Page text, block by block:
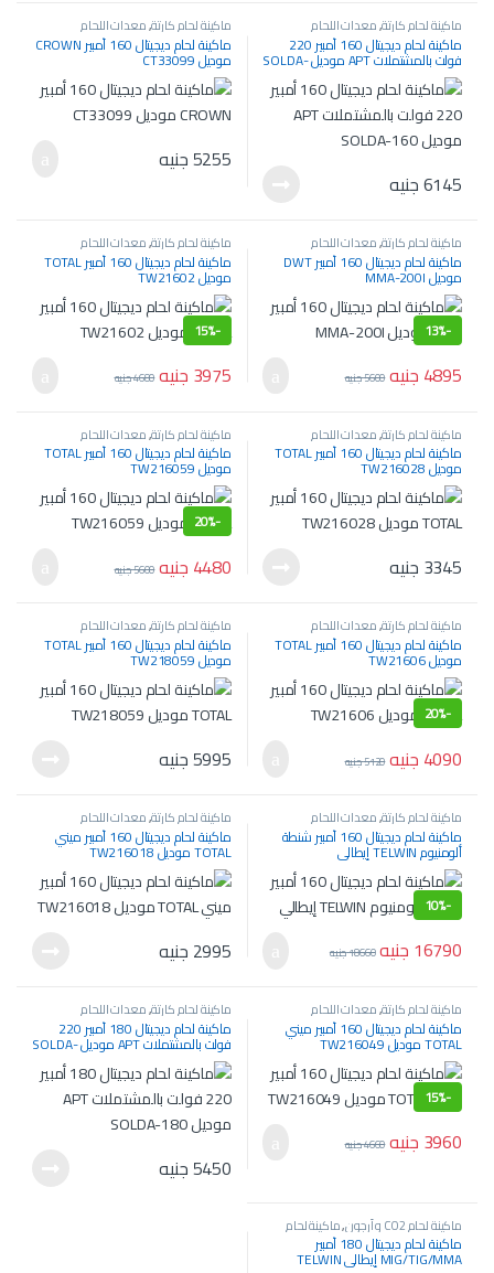
ماكينة لحام كارتة,معدات اللحام
والسمكرة ماكينة لحام ديجيتال 160 أمبير 220
فولت بالمشتملات APT موديل SOLDA-
160
6145جنيه
ماكينة لحام كارتة,معدات اللحام
والسمكرة ماكينة لحام ديجيتال 160 أمبير CROWN
موديل CT33099
5255جنيه
ماكينة لحام كارتة,معدات اللحام
والسمكرة ماكينة لحام ديجيتال 160 أمبير DWT
موديل MMA-200I
-
13%
4895 جنيه 5600جنيه
ماكينة لحام كارتة,معدات اللحام
والسمكرة ماكينة لحام ديجيتال 160 أمبير TOTAL
موديل TW21602
-
15%
3975 جنيه 4680جنيه
ماكينة لحام كارتة,معدات اللحام
والسمكرة ماكينة لحام ديجيتال 160 أمبير TOTAL
موديل TW216028
3345 جنيه
ماكينة لحام كارتة,معدات اللحام
والسمكرة ماكينة لحام ديجيتال 160 أمبير TOTAL
موديل TW216059
-
20%
4480 جنيه 5600جنيه
ماكينة لحام كارتة,معدات اللحام
والسمكرة ماكينة لحام ديجيتال 160 أمبير TOTAL
موديل TW21606
-
20%
4090 جنيه 5120جنيه
ماكينة لحام كارتة,معدات اللحام
والسمكرة ماكينة لحام ديجيتال 160 أمبير TOTAL
موديل TW218059
5995جنيه
ماكينة لحام كارتة,معدات اللحام
والسمكرة ماكينة لحام ديجيتال 160 أمبير شنطة
ألومنيوم TELWIN إيطالي
-
10%
16790 جنيه 18660جنيه
ماكينة لحام كارتة,معدات اللحام
والسمكرة ماكينة لحام ديجيتال 160 أمبير ميني
TOTAL موديل TW216018
2995 جنيه
ماكينة لحام كارتة,معدات اللحام
والسمكرة ماكينة لحام ديجيتال 160 أمبير ميني
TOTAL موديل TW216049
-
15%
3960 جنيه 4660جنيه
ماكينة لحام كارتة,معدات اللحام
والسمكرة ماكينة لحام ديجيتال 180 أمبير 220
فولت بالمشتملات APT موديل SOLDA-
180
5450جنيه
ماكينة لحام CO2 و أرجون ,ماكينة لحام
كارتة,معدات اللحام والسمكرة
ماكينة لحام ديجيتال 180 أمبير
MIG/TIG/MMA إيطالي TELWIN